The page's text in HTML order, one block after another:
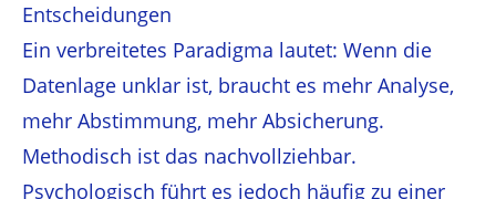
Entscheidungen
Ein verbreitetes Paradigma lautet: Wenn die
Datenlage unklar ist, braucht es mehr Analyse,
mehr Abstimmung, mehr Absicherung.
Methodisch ist das nachvollziehbar.
Psychologisch führt es jedoch häufig zu einer